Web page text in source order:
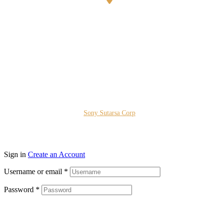
Sony Sutarsa Corp
Sign in Create an Account
Username or email *
Password *